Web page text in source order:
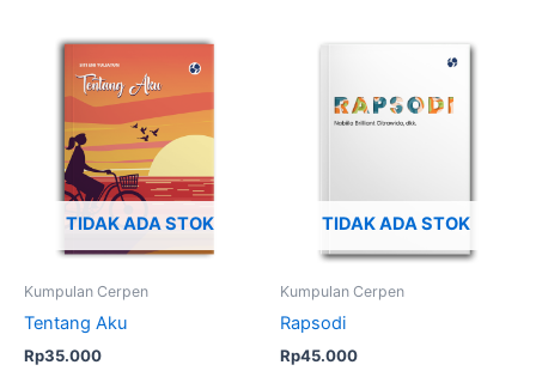
TIDAK ADA STOK
Kumpulan Cerpen
Tentang Aku
Rp35.000
TIDAK ADA STOK
Kumpulan Cerpen
Rapsodi
Rp45.000